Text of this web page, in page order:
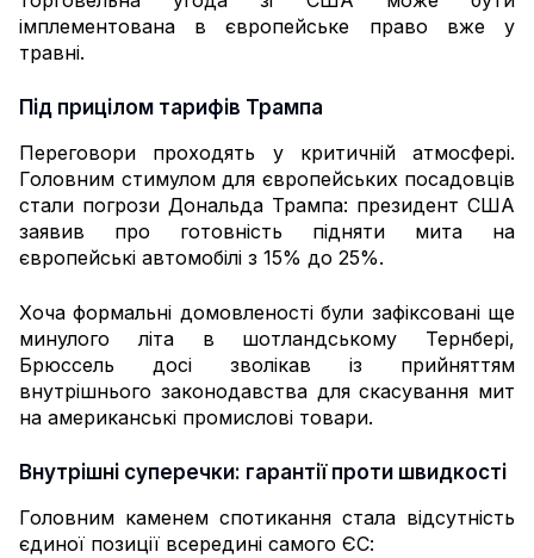
імплементована в європейське право вже у
травні.
Під прицілом тарифів Трампа
Переговори проходять у критичній атмосфері.
Головним стимулом для європейських посадовців
стали погрози Дональда Трампа: президент США
заявив про готовність підняти мита на
європейські автомобілі з 15% до 25%.
Хоча формальні домовленості були зафіксовані ще
минулого літа в шотландському Тернбері,
Брюссель досі зволікав із прийняттям
внутрішнього законодавства для скасування мит
на американські промислові товари.
Внутрішні суперечки: гарантії проти швидкості
Головним каменем спотикання стала відсутність
єдиної позиції всередині самого ЄС: